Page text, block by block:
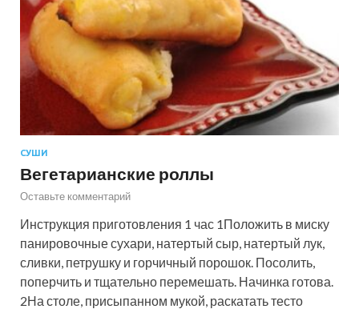
СУШИ
Вегетарианские роллы
Оставьте комментарий
Инструкция приготовления 1 час 1Положить в миску
панировочные сухари, натертый сыр, натертый лук,
сливки, петрушку и горчичный порошок. Посолить,
поперчить и тщательно перемешать. Начинка готова.
2На столе, присыпанном мукой, раскатать тесто